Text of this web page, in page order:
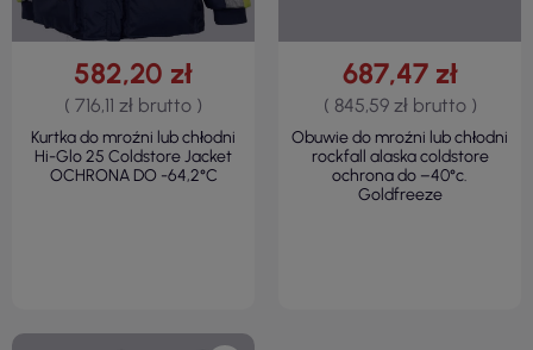
582,20 zł
( 716,11 zł brutto )
Kurtka do mroźni lub chłodni
Hi-Glo 25 Coldstore Jacket
OCHRONA DO -64,2°C
687,47 zł
( 845,59 zł brutto )
Obuwie do mroźni lub chłodni
rockfall alaska coldstore
ochrona do –40°c.
Goldfreeze